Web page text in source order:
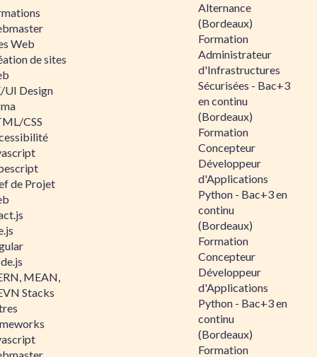
Web
de sites
UI Design
CSS
de Projet
MEAN,
Stacks
Alternance
(Bordeaux)
Formation
Administrateur
d'Infrastructures
Sécurisées - Bac+3
en continu
(Bordeaux)
Formation
Concepteur
Développeur
d'Applications
Python - Bac+3 en
continu
(Bordeaux)
Formation
Concepteur
Développeur
d'Applications
Python - Bac+3 en
continu
(Bordeaux)
Formation